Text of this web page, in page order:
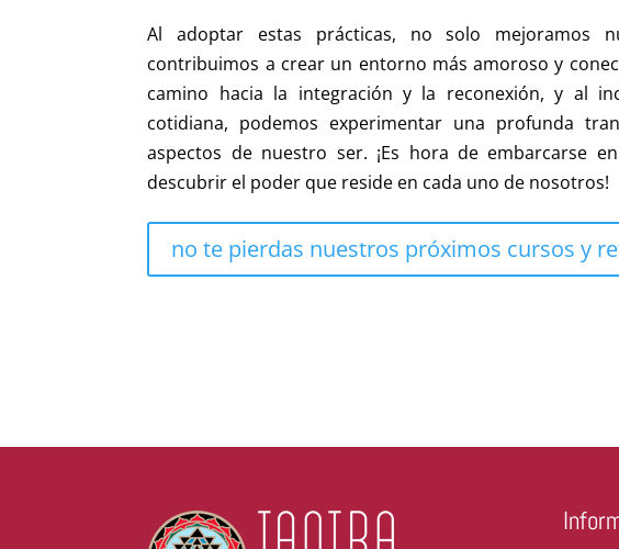
Al adoptar estas prácticas, no solo mejoramos
contribuimos a crear un entorno más amoroso y
camino hacia la integración y la reconexión, y al
cotidiana, podemos experimentar una profunda
aspectos de nuestro ser. ¡Es hora de embarcarse
descubrir el poder que reside en cada uno de nosotros!
no te pierdas nuestros próximos cursos y